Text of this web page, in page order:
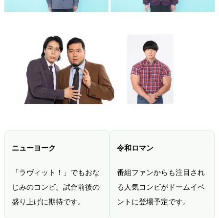
ニューヨーク
「ラヴィット！」でもおな
じみのコンビ。試合前後の
盛り上げに期待です。
令和ロマン
番組ファンからも注目され
る人気コンビがドームイベ
ントに登場予定です。